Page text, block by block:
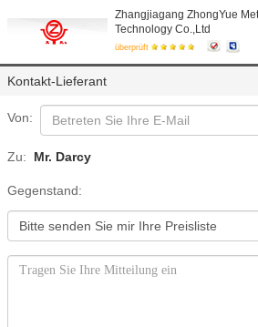
Zhangjiagang ZhongYue
Technology Co.,Ltd
überprüft
Kontakt-Lieferant
Von:
Zu: Mr. Darcy
Gegenstand: